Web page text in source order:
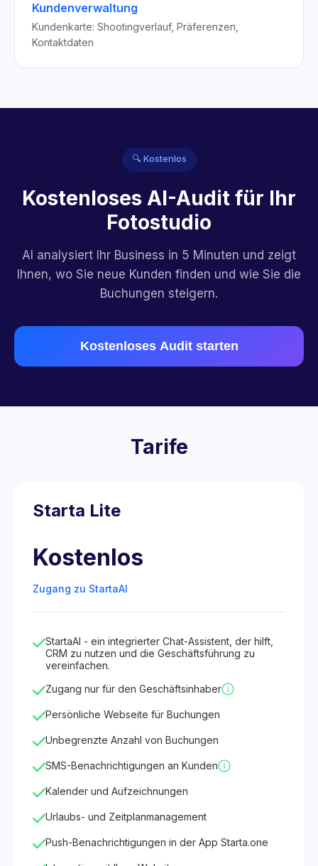
Kundenverwaltung
Kundenkarte: Shootingverlauf, Präferenzen,
Kontaktdaten
🔍 Kostenlos
Kostenloses AI-Audit für Ihr
Fotostudio
AI analysiert Ihr Business in 5 Minuten und zeigt
Ihnen, wo Sie neue Kunden finden und wie Sie die
Buchungen steigern.
Kostenloses Audit starten
Tarife
Starta Lite
Kostenlos
Zugang zu StartaAI
StartaAI - ein integrierter Chat-Assistent, der hilft,
CRM zu nutzen und die Geschäftsführung zu
vereinfachen.
Zugang nur für den Geschäftsinhaber
Persönliche Webseite für Buchungen
Unbegrenzte Anzahl von Buchungen
SMS-Benachrichtigungen an Kunden
Kalender und Aufzeichnungen
Urlaubs- und Zeitplanmanagement
Push-Benachrichtigungen in der App Starta.one